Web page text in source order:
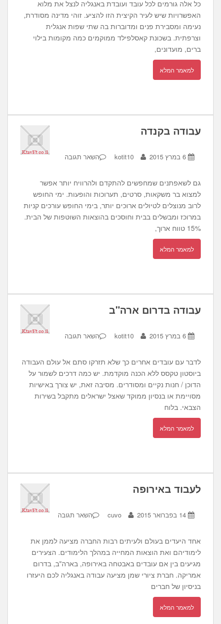
כל אלה גורמים לכל עובד ועובדת באנגליה לנצל את מלוא
האפשרויות שיש לעיר הקיצית הזו להציע. זוהי מדינה מסודרת,
נעימה ומסבירת פנים ומדוברות בה שתי שפות אנגלית
וצרפתית. בשכונת קאסלפילד ממוקמים כמה מקומות בילוי
ברים, מועדונים,
למאמר המלא
עבודה בקנדה
6 במרץ 2015 kotit10 השאר תגובה
גם לשאפתנים שמחפשים להתקדם ולהרוויח יותר אפשר
למצוא בר משקאות, סרטים, תערוכות והופעות. ימי החופש
לרוב מנוצלים לטיולים ארוכים יותר, בימי החופש עורכים קניות
במרוכז ומבשלים בבית וחוסכים בהוצאות השוטפות של הבית.
15% טווח ארוך,
למאמר המלא
עבודה בדרום ארה"ב
6 במרץ 2015 kotit10 השאר תגובה
לדבר עם עובדים אחרים כך שלא תזרקו סתם אל עולם העבודה
ביוסטון טקסס ללא הכנה מוקדמת. יש כמה דרכים לשמור על
הדוכן / חנות נקיים ומסודרים. מסיבה זאת, יש צורך באישיות
מסויימת או בנסיון ממוקד שאצל ישראלים מתקבל בשירות
הצבאי. בלוח
למאמר המלא
לעבוד באירופה
14 בפברואר 2015 cuvo השאר תגובה
אחד היעדים בעולם ולעיתים רבות החברה מציעה לממן את
לימודיהם ואת הוצאות המחייה במהלך הלימודים. הצעירים
מגיעים בין אם עובדים באבטחה באירופה, בארה"ב, בדרום
אמריקה. חברת ציורי שמן מציעה עבודה באנגליה לכם היעזרו
בניסיון של חברים
למאמר המלא